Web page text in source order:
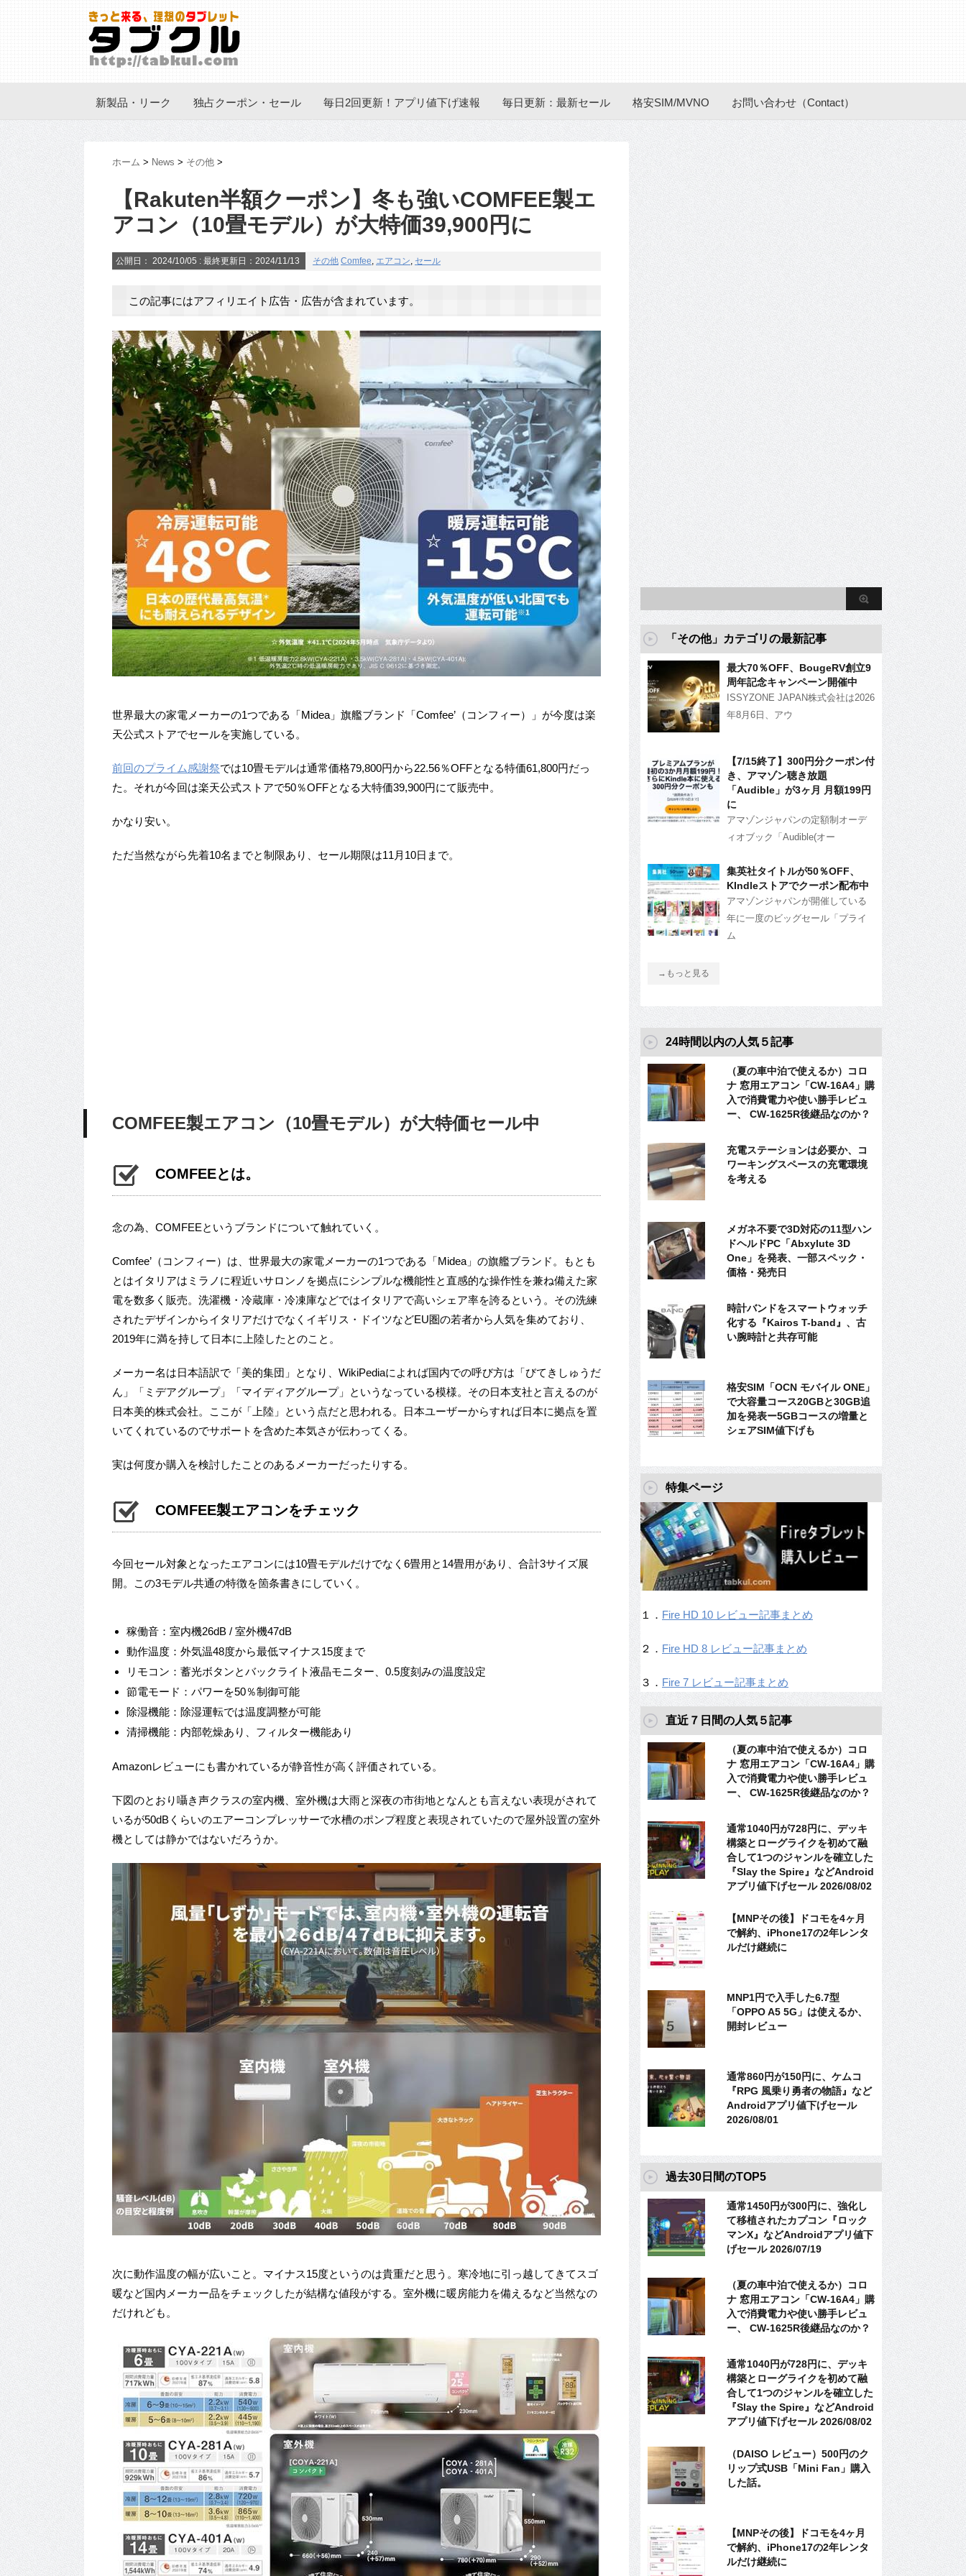
新製品・リーク 独占クーポン・セール 毎日2回更新！アプリ値下げ速報 毎日更新：最新セール 格安SIM/MVNO お問い合わせ（Contact）
ホーム > News > その他 >
【Rakuten半額クーポン】冬も強いCOMFEE製エ
アコン（10畳モデル）が大特価39,900円に
公開日： 2024/10/05 : 最終更新日：2024/11/13 その他 Comfee, エアコン, セール
この記事にはアフィリエイト広告・広告が含まれています。
世界最大の家電メーカーの1つである「Midea」旗艦ブランド「Comfee’（コンフィー）」が今度は楽
天公式ストアでセールを実施している。
前回のプライム感謝祭では10畳モデルは通常価格79,800円から22.56％OFFとなる特価61,800円だっ
た。それが今回は楽天公式ストアで50％OFFとなる大特価39,900円にて販売中。
かなり安い。
ただ当然ながら先着10名までと制限あり、セール期限は11月10日まで。
COMFEE製エアコン（10畳モデル）が大特価セール中
COMFEEとは。
念の為、COMFEEというブランドについて触れていく。
Comfee’（コンフィー）は、世界最大の家電メーカーの1つである「Midea」の旗艦ブランド。もとも
とはイタリアはミラノに程近いサロンノを拠点にシンプルな機能性と直感的な操作性を兼ね備えた家
電を数多く販売。洗濯機・冷蔵庫・冷凍庫などではイタリアで高いシェア率を誇るという。その洗練
されたデザインからイタリアだけでなくイギリス・ドイツなどEU圏の若者から人気を集めており、
2019年に満を持して日本に上陸したとのこと。
メーカー名は日本語訳で「美的集団」となり、WikiPediaによれば国内での呼び方は「びてきしゅうだ
ん」「ミデアグループ」「マイディアグループ」というなっている模様。その日本支社と言えるのが
日本美的株式会社。ここが「上陸」という点だと思われる。日本ユーザーからすれば日本に拠点を置
いてくれているのでサポートを含めた本気さが伝わってくる。
実は何度か購入を検討したことのあるメーカーだったりする。
COMFEE製エアコンをチェック
今回セール対象となったエアコンには10畳モデルだけでなく6畳用と14畳用があり、合計3サイズ展
開。この3モデル共通の特徴を箇条書きにしていく。
稼働音：室内機26dB / 室外機47dB
動作温度：外気温48度から最低マイナス15度まで
リモコン：蓄光ボタンとバックライト液晶モニター、0.5度刻みの温度設定
節電モード：パワーを50％制御可能
除湿機能：除湿運転では温度調整が可能
清掃機能：内部乾燥あり、フィルター機能あり
Amazonレビューにも書かれているが静音性が高く評価されている。
下図のとおり囁き声クラスの室内機、室外機は大雨と深夜の市街地となんとも言えない表現がされて
いるが50dBくらいのエアーコンプレッサーで水槽のポンプ程度と表現されていたので屋外設置の室外
機としては静かではないだろうか。
次に動作温度の幅が広いこと。マイナス15度というのは貴重だと思う。寒冷地に引っ越してきてスゴ
暖など国内メーカー品をチェックしたが結構な値段がする。室外機に暖房能力を備えるなど当然なの
だけれども。
「その他」カテゴリの最新記事
最大70％OFF、BougeRV創立9
周年記念キャンペーン開催中
ISSYZONE JAPAN株式会社は2026
年8月6日、アウ
【7/15終了】300円分クーポン付
き、アマゾン聴き放題
「Audible」が3ヶ月 月額199円
に
アマゾンジャパンの定額制オーデ
ィオブック「Audible(オー
集英社タイトルが50％OFF、
KIndleストアでクーポン配布中
アマゾンジャパンが開催している
年に一度のビッグセール「プライ
ム
→もっと見る
24時間以内の人気５記事
（夏の車中泊で使えるか）コロ
ナ 窓用エアコン「CW-16A4」購
入で消費電力や使い勝手レビュ
ー、 CW-1625R後継品なのか？
充電ステーションは必要か、コ
ワーキングスペースの充電環境
を考える
メガネ不要で3D対応の11型ハン
ドヘルドPC「Abxylute 3D
One」を発表、一部スペック・
価格・発売日
時計バンドをスマートウォッチ
化する『Kairos T-band』、古
い腕時計と共存可能
格安SIM「OCN モバイル ONE」
で大容量コース20GBと30GB追
加を発表ー5GBコースの増量と
シェアSIM値下げも
特集ページ
１． Fire HD 10 レビュー記事まとめ
２． Fire HD 8 レビュー記事まとめ
３． Fire 7 レビュー記事まとめ
直近７日間の人気５記事
（夏の車中泊で使えるか）コロ
ナ 窓用エアコン「CW-16A4」購
入で消費電力や使い勝手レビュ
ー、 CW-1625R後継品なのか？
通常1040円が728円に、デッキ
構築とローグライクを初めて融
合して1つのジャンルを確立した
『Slay the Spire』などAndroid
アプリ値下げセール 2026/08/02
【MNPその後】ドコモを4ヶ月
で解約、iPhone17の2年レンタ
ルだけ継続に
MNP1円で入手した6.7型
「OPPO A5 5G」は使えるか、
開封レビュー
通常860円が150円に、ケムコ
『RPG 風乗り勇者の物語』など
Androidアプリ値下げセール
2026/08/01
過去30日間のTOP5
通常1450円が300円に、強化し
て移植されたカプコン『ロック
マンX』などAndroidアプリ値下
げセール 2026/07/19
（夏の車中泊で使えるか）コロ
ナ 窓用エアコン「CW-16A4」購
入で消費電力や使い勝手レビュ
ー、 CW-1625R後継品なのか？
通常1040円が728円に、デッキ
構築とローグライクを初めて融
合して1つのジャンルを確立した
『Slay the Spire』などAndroid
アプリ値下げセール 2026/08/02
（DAISO レビュー）500円のク
リップ式USB「Mini Fan」購入
した話。
【MNPその後】ドコモを4ヶ月
で解約、iPhone17の2年レンタ
ルだけ継続に